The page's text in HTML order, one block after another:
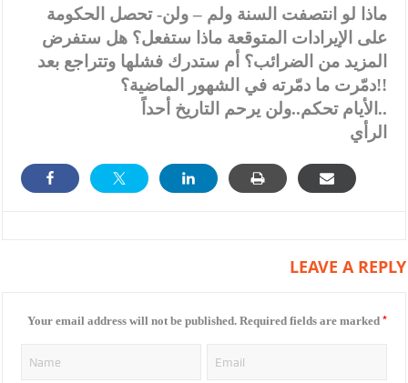
ماذا لو انتصفت السنة ولم – ولن- تحصل الحكومة
على الإيرادات المتوقعة ماذا ستفعل؟ هل ستفرض
المزيد من الضرائب؟ أم ستدرك فشلها وتتراجع بعد
دمّرت ما دمّرته في الشهور الماضية؟!!
الأيام تحكم..ولن يرحم التاريخ أحداً..
الرأي
LEAVE A REPLY
Your email address will not be published. Required fields are marked *